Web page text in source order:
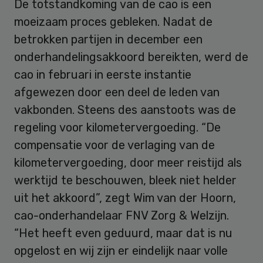
De totstandkoming van de cao is een
moeizaam proces gebleken. Nadat de
betrokken partijen in december een
onderhandelingsakkoord bereikten, werd de
cao in februari in eerste instantie
afgewezen door een deel de leden van
vakbonden. Steens des aanstoots was de
regeling voor kilometervergoeding. “De
compensatie voor de verlaging van de
kilometervergoeding, door meer reistijd als
werktijd te beschouwen, bleek niet helder
uit het akkoord”, zegt Wim van der Hoorn,
cao-onderhandelaar FNV Zorg & Welzijn.
“Het heeft even geduurd, maar dat is nu
opgelost en wij zijn er eindelijk naar volle